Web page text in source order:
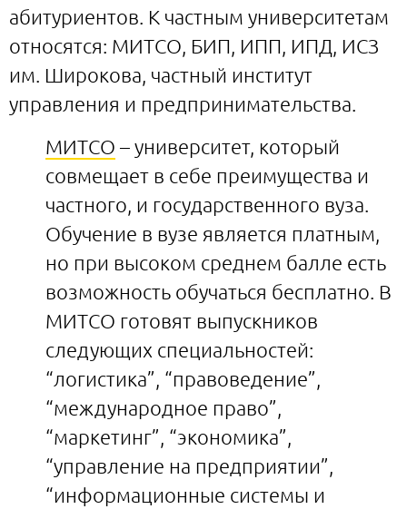
абитуриентов. К частным университетам
относятся: МИТСО, БИП, ИПП, ИПД, ИСЗ
им. Широкова, частный институт
управления и предпринимательства.
МИТСО – университет, который
совмещает в себе преимущества и
частного, и государственного вуза.
Обучение в вузе является платным,
но при высоком среднем балле есть
возможность обучаться бесплатно. В
МИТСО готовят выпускников
следующих специальностей:
“логистика”, “правоведение”,
“международное право”,
“маркетинг”, “экономика”,
“управление на предприятии”,
“информационные системы и